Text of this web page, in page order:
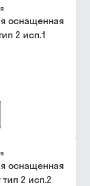
оснащенная
2 исп.1
оснащенная
2 исп.2